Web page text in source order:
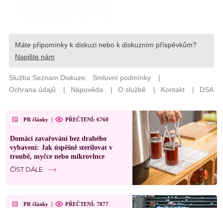
PR články | PŘEČTENÍ: 6768
Domácí zavařování bez drahého
vybavení: Jak úspěšně sterilovat v
troubě, myčce nebo mikrovlnce
ČÍST DÁLE
PR články | PŘEČTENÍ: 7877